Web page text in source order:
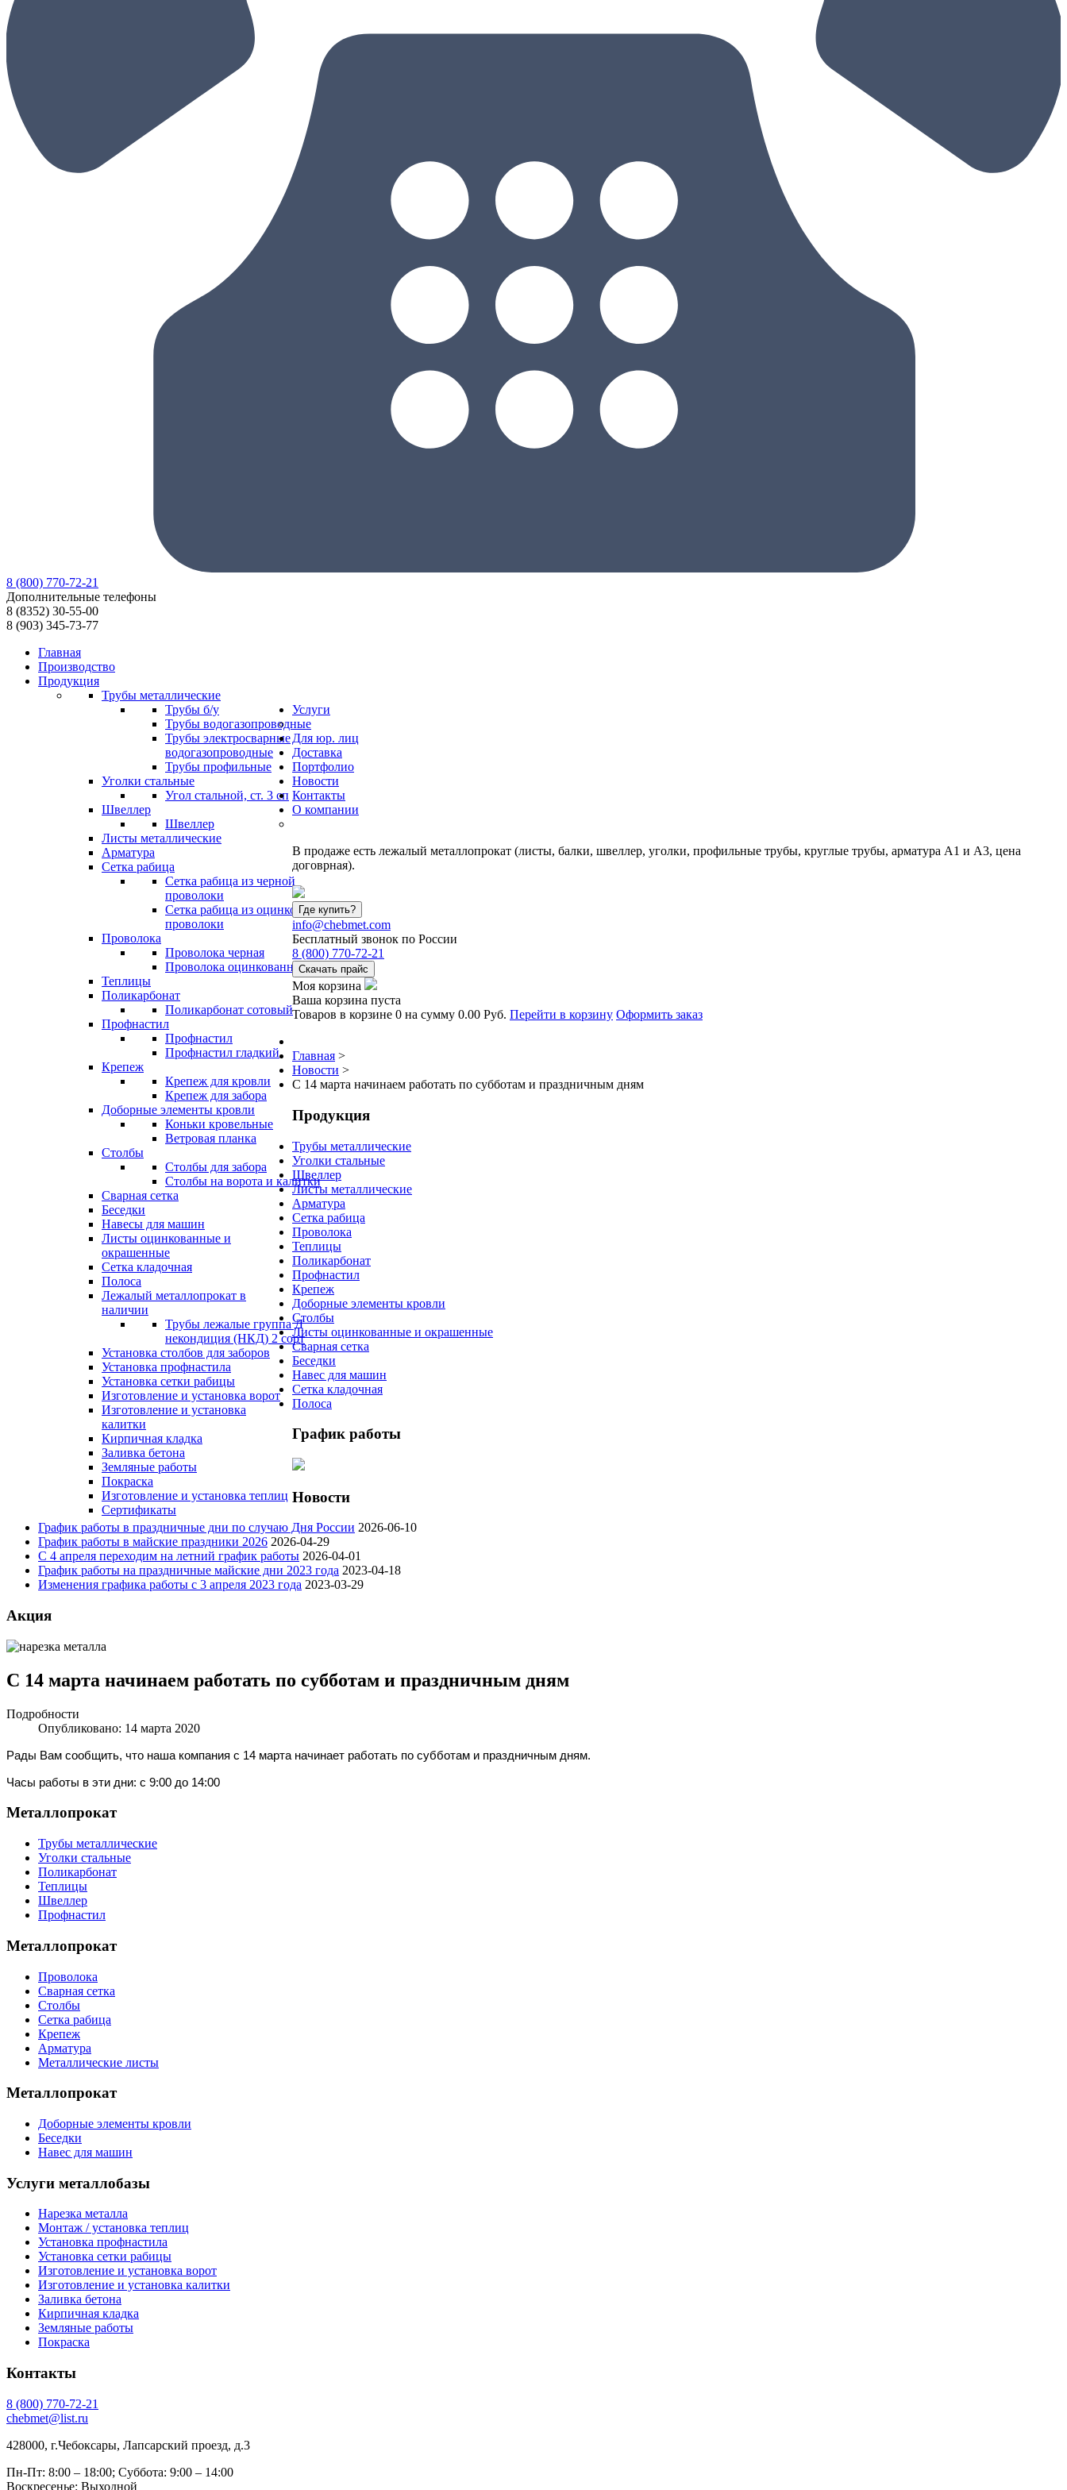
8 (800) 770-72-21
Дополнительные телефоны
8 (8352) 30-55-00
8 (903) 345-73-77
Главная
Производство
Продукция
Трубы металлические
Трубы б/у
Трубы водогазопроводные
Трубы электросварные
водогазопроводные
Трубы профильные
Уголки стальные
Угол стальной, ст. 3 сп
Швеллер
Швеллер
Листы металлические
Арматура
Сетка рабица
Сетка рабица из черной
проволоки
Сетка рабица из оцинкованной
проволоки
Проволока
Проволока черная
Проволока оцинкованная
Теплицы
Поликарбонат
Поликарбонат сотовый
Профнастил
Профнастил
Профнастил гладкий
Крепеж
Крепеж для кровли
Крепеж для забора
Доборные элементы кровли
Коньки кровельные
Ветровая планка
Столбы
Столбы для забора
Столбы на ворота и калитки
Сварная сетка
Беседки
Навесы для машин
Листы оцинкованные и
окрашенные
Сетка кладочная
Полоса
Лежалый металлопрокат в
наличии
Трубы лежалые группа Д
некондиция (НКД) 2 сорт
Услуги
Установка столбов для заборов
Установка профнастила
Установка сетки рабицы
Изготовление и установка ворот
Изготовление и установка
калитки
Кирпичная кладка
Заливка бетона
Земляные работы
Покраска
Изготовление и установка теплиц
Для юр. лиц
Доставка
Портфолио
Новости
Контакты
О компании
Сертификаты
В продаже есть лежалый металлопрокат (листы, балки, швеллер, уголки, профильные трубы, круглые трубы, арматура А1 и А3, цена
договрная).
Где купить?
info@chebmet.com
Бесплатный звонок по России
8 (800) 770-72-21
Скачать прайс
Моя корзина
Ваша корзина пуста
Товаров в корзине 0 на сумму 0.00 Руб. Перейти в корзину Оформить заказ
Главная >
Новости >
С 14 марта начинаем работать по субботам и праздничным дням
Продукция
Трубы металлические
Уголки стальные
Швеллер
Листы металлические
Арматура
Сетка рабица
Проволока
Теплицы
Поликарбонат
Профнастил
Крепеж
Доборные элементы кровли
Столбы
Листы оцинкованные и окрашенные
Сварная сетка
Беседки
Навес для машин
Сетка кладочная
Полоса
График работы
Новости
График работы в праздничные дни по случаю Дня России 2026-06-10
График работы в майские праздники 2026 2026-04-29
С 4 апреля переходим на летний график работы 2026-04-01
График работы на праздничные майские дни 2023 года 2023-04-18
Изменения графика работы с 3 апреля 2023 года 2023-03-29
Акция
С 14 марта начинаем работать по субботам и праздничным дням
Подробности
Опубликовано: 14 марта 2020
Рады Вам сообщить, что наша компания с 14 марта начинает работать по субботам и праздничным дням.
Часы работы в эти дни: с 9:00 до 14:00
Металлопрокат
Трубы металлические
Уголки стальные
Поликарбонат
Теплицы
Швеллер
Профнастил
Металлопрокат
Проволока
Сварная сетка
Столбы
Сетка рабица
Крепеж
Арматура
Металлические листы
Металлопрокат
Доборные элементы кровли
Беседки
Навес для машин
Услуги металлобазы
Нарезка металла
Монтаж / установка теплиц
Установка профнастила
Установка сетки рабицы
Изготовление и установка ворот
Изготовление и установка калитки
Заливка бетона
Кирпичная кладка
Земляные работы
Покраска
Контакты
8 (800) 770-72-21
chebmet@list.ru
428000, г.Чебоксары, Лапсарский проезд, д.3
Пн-Пт: 8:00 – 18:00; Суббота: 9:00 – 14:00
Воскресенье: Выходной